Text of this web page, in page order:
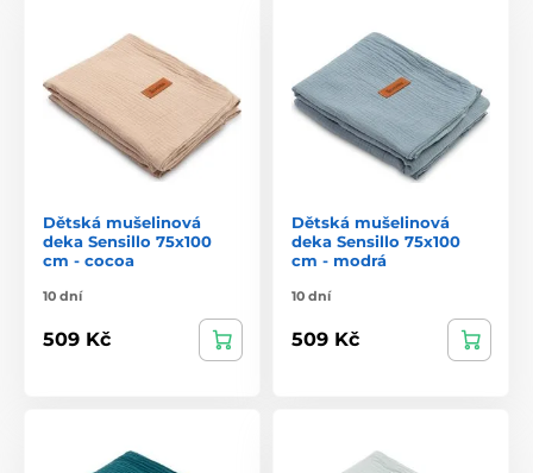
Dětská mušelinová
deka Sensillo 75x100
cm - cocoa
10 dní
509 Kč
Dětská mušelinová
deka Sensillo 75x100
cm - modrá
10 dní
509 Kč